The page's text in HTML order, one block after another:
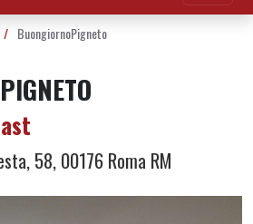
/ BuongiornoPigneto
58, 00176 Roma RM